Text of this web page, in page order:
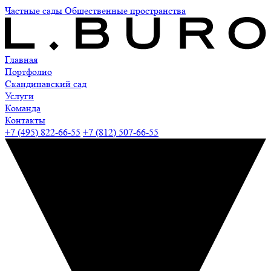
Частные сады Общественные пространства
Главная
Портфолио
Скандинавский сад
Услуги
Команда
Контакты
+7 (495) 822-66-55 +7 (812) 507-66-55